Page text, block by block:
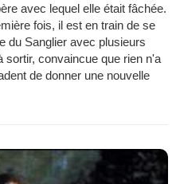
avec lequel elle était fâchée.
fois, il est en train de se
du Sanglier avec plusieurs
convaincue que rien n'a
de donner une nouvelle